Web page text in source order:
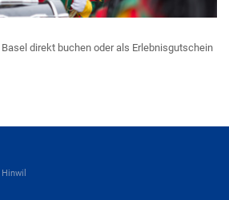
direkt buchen oder als Erlebnisgutschein